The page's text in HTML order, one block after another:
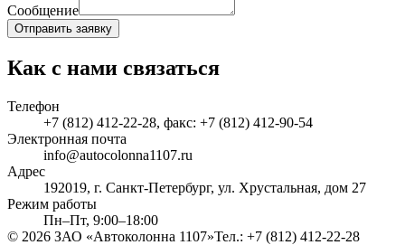
Сообщение
Отправить заявку
Как с нами связаться
Телефон
+7 (812) 412-22-28, факс: +7 (812) 412-90-54
Электронная почта
info@autocolonna1107.ru
Адрес
192019, г. Санкт-Петербург, ул. Хрустальная, дом 27
Режим работы
Пн–Пт, 9:00–18:00
© 2026 ЗАО «Автоколонна 1107»Тел.: +7 (812) 412-22-28